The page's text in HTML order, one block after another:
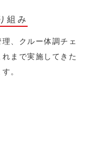
組み
、クルー体調チェ
まで実施してきた
。